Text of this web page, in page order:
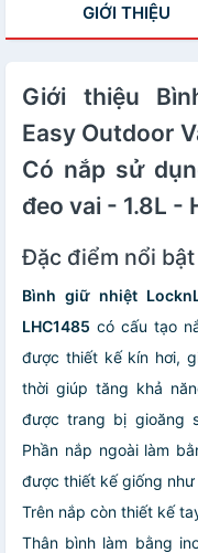
GIỚI THIỆU
Giới thiệu
Easy Outdoor
Có nắp sử
đeo vai - 1.8L -
Đặc điểm nổi bật
Bình giữ nhiệt
LHC1485 có cấu tạo
được thiết kế kín hơi,
thời giúp tăng khả
được trang bị gioăng
Phần nắp ngoài làm
được thiết kế giống
Trên nắp còn thiết kế
Thân bình làm bằng